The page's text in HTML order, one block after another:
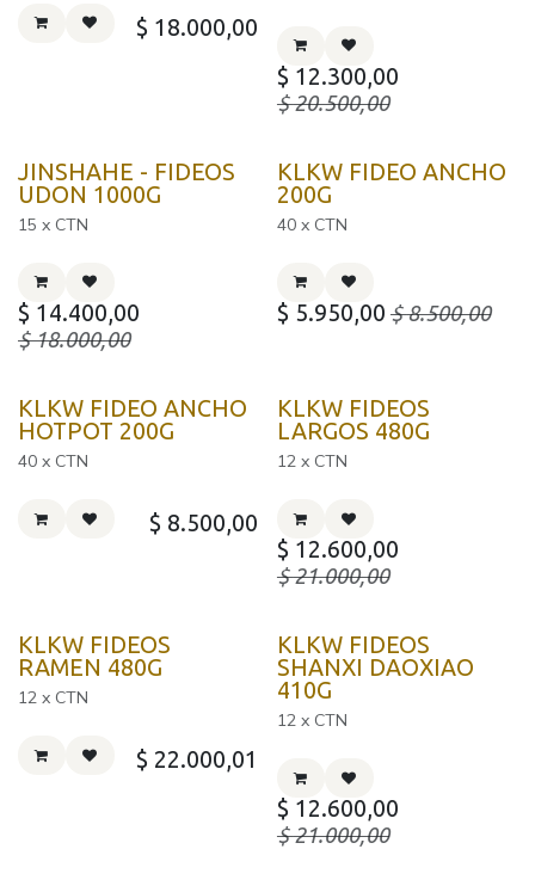
$ 18.000,00
$ 12.300,00
$20.500,00
JINSHAHE - FIDEOS
UDON 1000G
15 x CTN
$ 14.400,00
$18.000,00
KLKW FIDEO ANCHO
200G
40 x CTN
$ 5.950,00 $8.500,00
KLKW FIDEO ANCHO
HOTPOT 200G
40 x CTN
$ 8.500,00
KLKW FIDEOS
LARGOS 480G
12 x CTN
$ 12.600,00
$21.000,00
KLKW FIDEOS
RAMEN 480G
12 x CTN
$ 22.000,01
KLKW FIDEOS
SHANXI DAOXIAO
410G
12 x CTN
$ 12.600,00
$21.000,00